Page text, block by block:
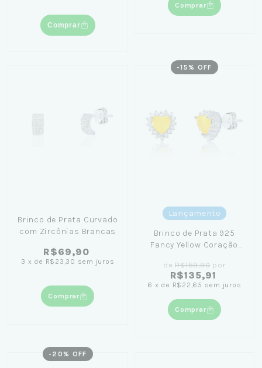
Comprar
Comprar
Brinco de Prata Curvado
com Zircônias Brancas
R$69,90
3 x de R$23,30 sem juros
Comprar
-15 % OFF
Lançamento
Brinco de Prata 925
Fancy Yellow Coração
deR$159,90 por
R$135,91
6 x de R$22,65 sem juros
Comprar
- 20 % OFF